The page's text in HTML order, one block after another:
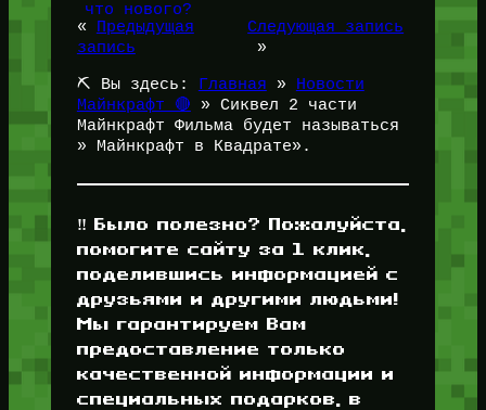
что нового?
«
Предыдущая
запись
Следующая запись
»
⛏️ Вы здесь: Главная »
Новости
Майнкрафт 🔴 » Сиквел 2 части
Майнкрафт Фильма будет называться
» Майнкрафт в Квадрате».
‼️ Было полезно? Пожалуйста,
помогите сайту за 1 клик,
поделившись информацией с
друзьями и другими людьми!
Мы гарантируем Вам
предоставление только
качественной информации и
специальных подарков, в